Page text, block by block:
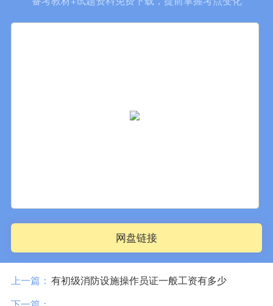
网盘链接
上一篇： 有初级消防设施操作员证一般工资有多少